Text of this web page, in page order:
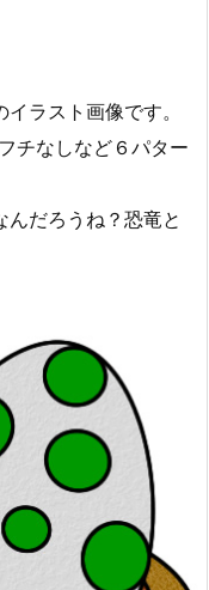
ラスト画像です。
チなしなど６パター
だろうね？恐竜と